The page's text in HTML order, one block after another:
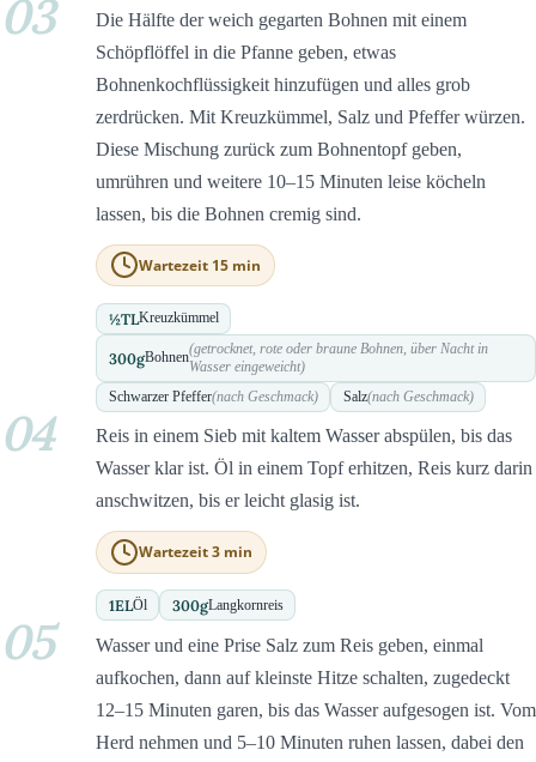
03
Die Hälfte der weich gegarten Bohnen mit einem
Schöpflöffel in die Pfanne geben, etwas
Bohnenkochflüssigkeit hinzufügen und alles grob
zerdrücken. Mit Kreuzkümmel, Salz und Pfeffer würzen.
Diese Mischung zurück zum Bohnentopf geben,
umrühren und weitere 10–15 Minuten leise köcheln
lassen, bis die Bohnen cremig sind.
Wartezeit 15 min
½TLKreuzkümmel
300gBohnen
(getrocknet, rote oder braune Bohnen, über Nacht in
Wasser eingeweicht)
Schwarzer Pfeffer(nach Geschmack) Salz(nach Geschmack)
04
Reis in einem Sieb mit kaltem Wasser abspülen, bis das
Wasser klar ist. Öl in einem Topf erhitzen, Reis kurz darin
anschwitzen, bis er leicht glasig ist.
Wartezeit 3 min
1ELÖl 300gLangkornreis
05
Wasser und eine Prise Salz zum Reis geben, einmal
aufkochen, dann auf kleinste Hitze schalten, zugedeckt
12–15 Minuten garen, bis das Wasser aufgesogen ist. Vom
Herd nehmen und 5–10 Minuten ruhen lassen, dabei den